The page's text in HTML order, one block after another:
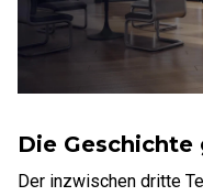
Die
Der inzwischen dritte